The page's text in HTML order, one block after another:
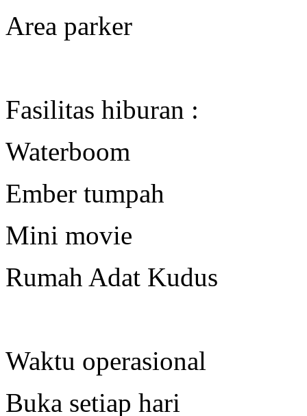
Area parker
Fasilitas hiburan :
Waterboom
Ember tumpah
Mini movie
Rumah Adat Kudus
Waktu operasional
Buka setiap hari :